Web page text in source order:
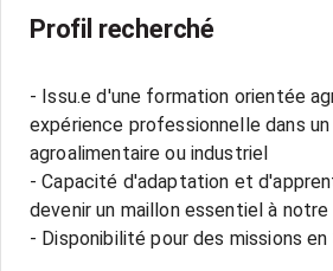
Profil recherché
- Issu.e d'une formation orientée
expérience professionnelle dans un
agroalimentaire ou industriel
- Capacité d'adaptation et
devenir un maillon essentiel à
- Disponibilité pour des missions en